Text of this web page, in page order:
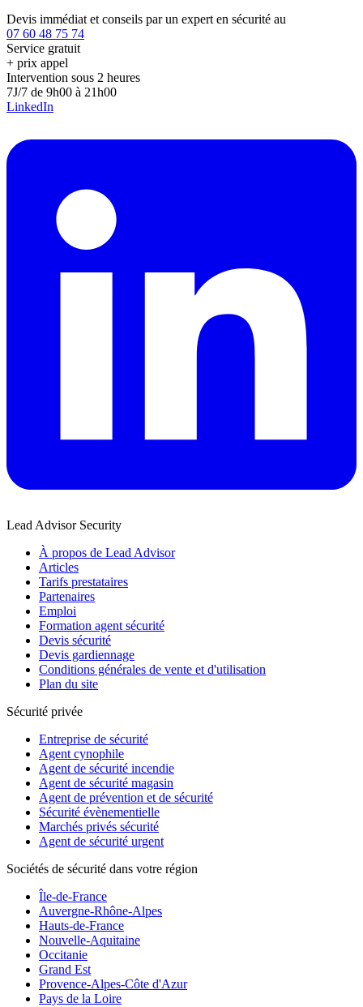
Devis immédiat et conseils par un expert en sécurité au
07 60 48 75 74
Service gratuit
+ prix appel
Intervention sous 2 heures
7J/7 de 9h00 à 21h00
LinkedIn
Lead Advisor Security
À propos de Lead Advisor
Articles
Tarifs prestataires
Partenaires
Emploi
Formation agent sécurité
Devis sécurité
Devis gardiennage
Conditions générales de vente et d'utilisation
Plan du site
Sécurité privée
Entreprise de sécurité
Agent cynophile
Agent de sécurité incendie
Agent de sécurité magasin
Agent de prévention et de sécurité
Sécurité évènementielle
Marchés privés sécurité
Agent de sécurité urgent
Sociétés de sécurité dans votre région
Île-de-France
Auvergne-Rhône-Alpes
Hauts-de-France
Nouvelle-Aquitaine
Occitanie
Grand Est
Provence-Alpes-Côte d'Azur
Pays de la Loire